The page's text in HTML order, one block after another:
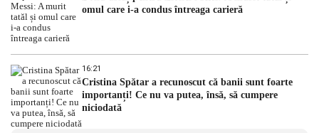
omul care i-a condus întreaga carieră
16:21
Cristina Spătar a recunoscut că banii sunt foarte
importanți! Ce nu va putea, însă, să cumpere
niciodată